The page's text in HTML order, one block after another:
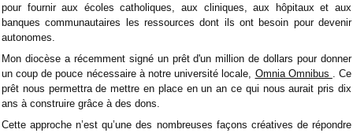
pour fournir aux écoles catholiques, aux cliniques, aux hôpitaux et aux
banques communautaires les ressources dont ils ont besoin pour devenir
autonomes.
Mon diocèse a récemment signé un prêt d'un million de dollars pour donner
un coup de pouce nécessaire à notre université locale, Omnia Omnibus . Ce
prêt nous permettra de mettre en place en un an ce qui nous aurait pris dix
ans à construire grâce à des dons.
Cette approche n’est qu’une des nombreuses façons créatives de répondre